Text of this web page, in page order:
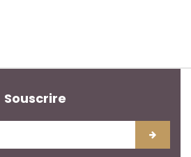
Souscrire